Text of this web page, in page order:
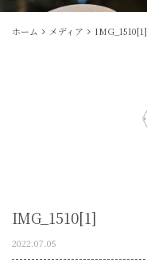
ホーム メディア IMG_1510[1]
IMG_1510[1]
2022.07.05